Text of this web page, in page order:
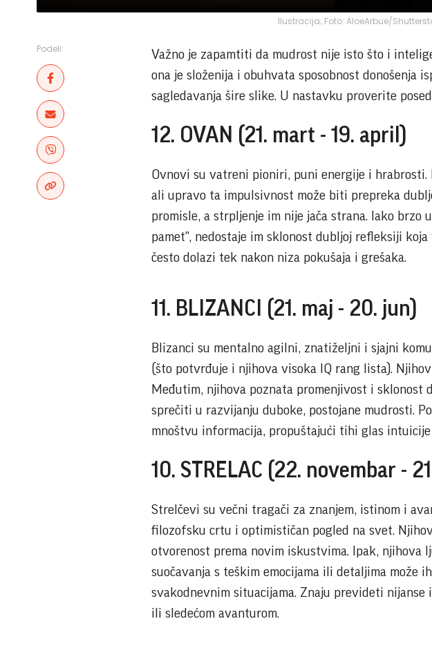
Ilustracija; Foto: AloeArbue/
Podeli:
Važno je zapamtiti da mudrost nije isto što i
ona je složenija i obuhvata sposobnost donošenja
sagledavanja šire slike. U nastavku proverite
12. OVAN (21. mart - 19. april)
Ovnovi su vatreni pioniri, puni energije i
ali upravo ta impulsivnost može biti prepreka
promisle, a strpljenje im nije jača strana. Iako brzo
pamet", nedostaje im sklonost dubljoj refleksiji
često dolazi tek nakon niza pokušaja i grešaka.
11. BLIZANCI (21. maj - 20. jun)
Blizanci su mentalno agilni, znatiželjni i sjajni
(što potvrđuje i njihova visoka IQ rang lista).
Međutim, njihova poznata promenjivost i sklonost
sprečiti u razvijanju duboke, postojane mudrosti.
mnoštvu informacija, propuštajući tihi glas
10. STRELAC (22. novembar -
Strelčevi su večni tragači za znanjem, istinom i
filozofsku crtu i optimističan pogled na svet.
otvorenost prema novim iskustvima. Ipak, njihova
suočavanja s teškim emocijama ili detaljima može
svakodnevnim situacijama. Znaju prevideti
ili sledećom avanturom.